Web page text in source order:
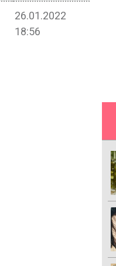
26.01.2022
18:56